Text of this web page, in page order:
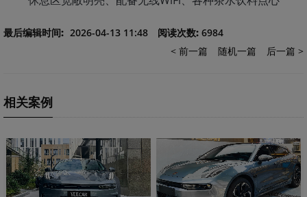
最后编辑时间: 2026-04-13 11:48 阅读次数:6984
< 前一篇
随机一篇 后一篇 >
相关案例